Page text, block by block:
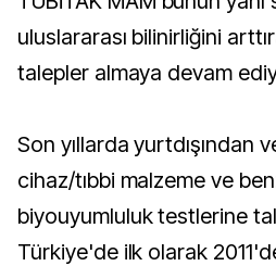
uluslararası bilinirliğini
talepler almaya devam
Son yıllarda yurtdışından
cihaz/tıbbi malzeme ve
biyouyumluluk testlerine
Türkiye'de ilk olarak